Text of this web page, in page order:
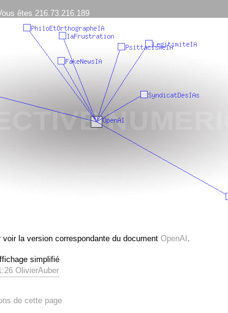
êtes 216.73.216.189
voir la version correspondante du document OpenAI .
simplifié
OlivierAuber
de cette page